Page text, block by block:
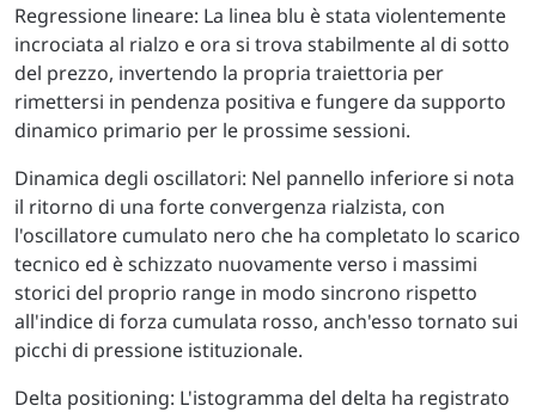
Regressione lineare: La linea blu è stata violentemente
incrociata al rialzo e ora si trova stabilmente al di sotto
del prezzo, invertendo la propria traiettoria per
rimettersi in pendenza positiva e fungere da supporto
dinamico primario per le prossime sessioni.
Dinamica degli oscillatori: Nel pannello inferiore si nota
il ritorno di una forte convergenza rialzista, con
l'oscillatore cumulato nero che ha completato lo scarico
tecnico ed è schizzato nuovamente verso i massimi
storici del proprio range in modo sincrono rispetto
all'indice di forza cumulata rosso, anch'esso tornato sui
picchi di pressione istituzionale.
Delta positioning: L'istogramma del delta ha registrato